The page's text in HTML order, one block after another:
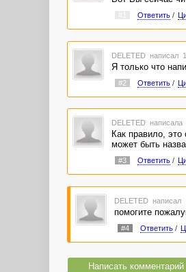
Ответить/
DELETED написал
Я только что
#2 Ответить/
DELETED написала
Как правило,
может быть
#3 Ответить/
DELETED написал
помогите
#4 Ответить/
Написать комментарий